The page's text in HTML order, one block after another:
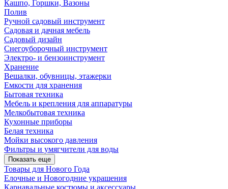
Кашпо, Горшки, Вазоны
Полив
Ручной садовый инструмент
Садовая и дачная мебель
Садовый дизайн
Снегоуборочный инструмент
Электро- и бензоинструмент
Хранение
Вешалки, обувницы, этажерки
Емкости для хранения
Бытовая техника
Мебель и крепления для аппаратуры
Мелкобытовая техника
Кухонные приборы
Белая техника
Мойки высокого давления
Фильтры и умягчители для воды
Показать еще
Товары для Нового Года
Елочные и Новогодние украшения
Карнавальные костюмы и аксессуары